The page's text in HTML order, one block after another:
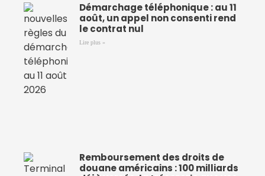
Démarchage téléphonique : au 11
août, un appel non consenti rend
le contrat nul
Lire plus »
Remboursement des droits de
douane américains : 100 milliards